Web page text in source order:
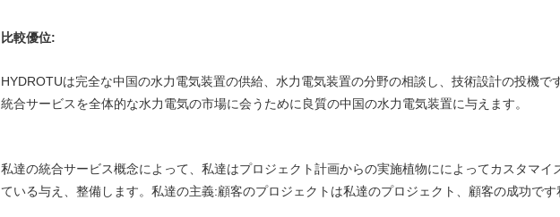
比較優位:
HYDROTUは完全な中国の水力電気装置の供給、水力電気装置の分野の相談し、技術設計の投機で
統合サービスを全体的な水力電気の市場に会うために良質の中国の水力電気装置に与えます。
私達の統合サービス概念によって、私達はプロジェクト計画からの実施植物にによってカスタマイ
ている与え、整備します。私達の主義:顧客のプロジェクトは私達のプロジェクト、顧客の成功です